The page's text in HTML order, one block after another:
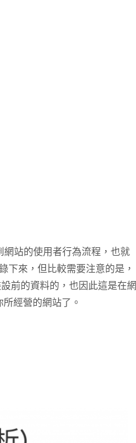
站的使用者行為流程，也就
下來，但比較需要注意的是，
前的資料的，也因此這是在網
經營的網站了。